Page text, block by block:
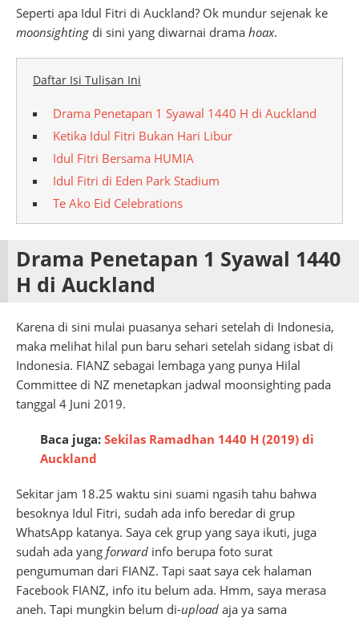
Seperti apa Idul Fitri di Auckland? Ok mundur sejenak ke
moonsighting di sini yang diwarnai drama hoax.
Daftar Isi Tulisan Ini
Drama Penetapan 1 Syawal 1440 H di Auckland
Ketika Idul Fitri Bukan Hari Libur
Idul Fitri Bersama HUMIA
Idul Fitri di Eden Park Stadium
Te Ako Eid Celebrations
Drama Penetapan 1 Syawal 1440
H di Auckland
Karena di sini mulai puasanya sehari setelah di Indonesia,
maka melihat hilal pun baru sehari setelah sidang isbat di
Indonesia. FIANZ sebagai lembaga yang punya Hilal
Committee di NZ menetapkan jadwal moonsighting pada
tanggal 4 Juni 2019.
Baca juga: Sekilas Ramadhan 1440 H (2019) di
Auckland
Sekitar jam 18.25 waktu sini suami ngasih tahu bahwa
besoknya Idul Fitri, sudah ada info beredar di grup
WhatsApp katanya. Saya cek grup yang saya ikuti, juga
sudah ada yang forward info berupa foto surat
pengumuman dari FIANZ. Tapi saat saya cek halaman
Facebook FIANZ, info itu belum ada. Hmm, saya merasa
aneh. Tapi mungkin belum di-upload aja ya sama